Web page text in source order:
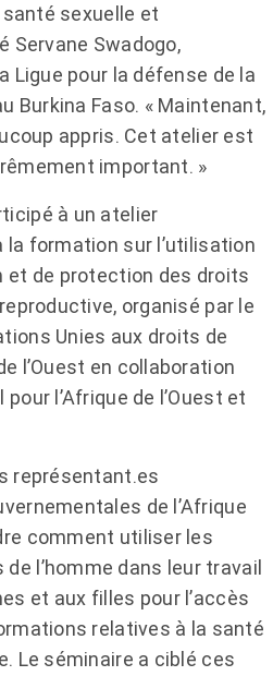
sexuelle et
Servane Swadogo,
Ligue pour la défense de la
Burkina Faso. « Maintenant,
appris. Cet atelier est
important. »
à un atelier
formation sur l’utilisation
et de protection des droits
organisé par le
Unies aux droits de
l’Ouest en collaboration
l’Afrique de l’Ouest et
représentant.es
de l’Afrique
comment utiliser les
l’homme dans leur travail
et aux filles pour l’accès
relatives à la santé
Le séminaire a ciblé ces